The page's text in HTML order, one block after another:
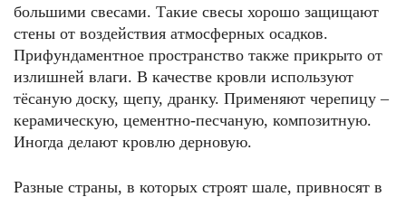
большими свесами. Такие свесы хорошо защищают
стены от воздействия атмосферных осадков.
Прифундаментное пространство также прикрыто от
излишней влаги. В качестве кровли используют
тёсаную доску, щепу, дранку. Применяют черепицу –
керамическую, цементно-песчаную, композитную.
Иногда делают кровлю дерновую.
Разные страны, в которых строят шале, привносят в